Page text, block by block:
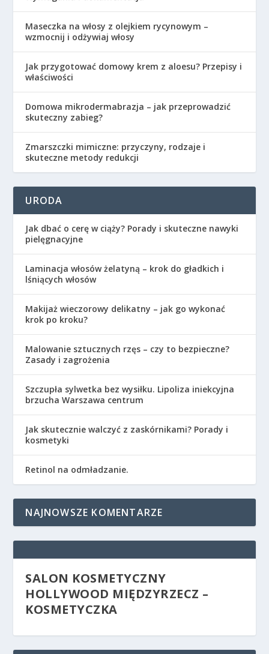
Maseczka na włosy z olejkiem rycynowym –
wzmocnij i odżywiaj włosy
Jak przygotować domowy krem z aloesu? Przepisy i
właściwości
Domowa mikrodermabrazja – jak przeprowadzić
skuteczny zabieg?
Zmarszczki mimiczne: przyczyny, rodzaje i
skuteczne metody redukcji
URODA
Jak dbać o cerę w ciąży? Porady i skuteczne nawyki
pielęgnacyjne
Laminacja włosów żelatyną – krok do gładkich i
lśniących włosów
Makijaż wieczorowy delikatny – jak go wykonać
krok po kroku?
Malowanie sztucznych rzęs – czy to bezpieczne?
Zasady i zagrożenia
Szczupła sylwetka bez wysiłku. Lipoliza iniekcyjna
brzucha Warszawa centrum
Jak skutecznie walczyć z zaskórnikami? Porady i
kosmetyki
Retinol na odmładzanie.
NAJNOWSZE KOMENTARZE
SALON KOSMETYCZNY
HOLLYWOOD MIĘDZYRZECZ –
KOSMETYCZKA